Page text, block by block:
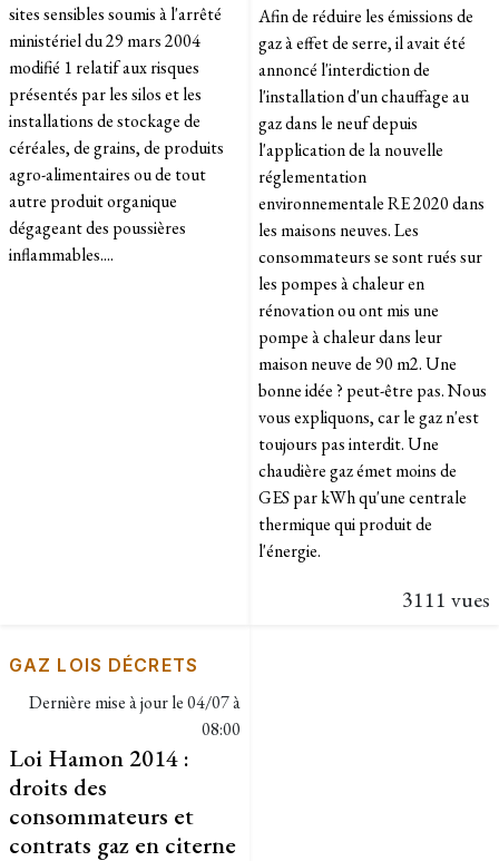
sites sensibles soumis à l'arrêté
ministériel du 29 mars 2004
modifié 1 relatif aux risques
présentés par les silos et les
installations de stockage de
céréales, de grains, de produits
agro-alimentaires ou de tout
autre produit organique
dégageant des poussières
inflammables....
Afin de réduire les émissions de
gaz à effet de serre, il avait été
annoncé l'interdiction de
l'installation d'un chauffage au
gaz dans le neuf depuis
l'application de la nouvelle
réglementation
environnementale RE 2020 dans
les maisons neuves. Les
consommateurs se sont rués sur
les pompes à chaleur en
rénovation ou ont mis une
pompe à chaleur dans leur
maison neuve de 90 m2. Une
bonne idée ? peut-être pas. Nous
vous expliquons, car le gaz n'est
toujours pas interdit. Une
chaudière gaz émet moins de
GES par kWh qu'une centrale
thermique qui produit de
l'énergie.
3111 vues
GAZ LOIS DÉCRETS
Dernière mise à jour le04/07 à
08:00
Loi Hamon 2014 :
droits des
consommateurs et
contrats gaz en citerne